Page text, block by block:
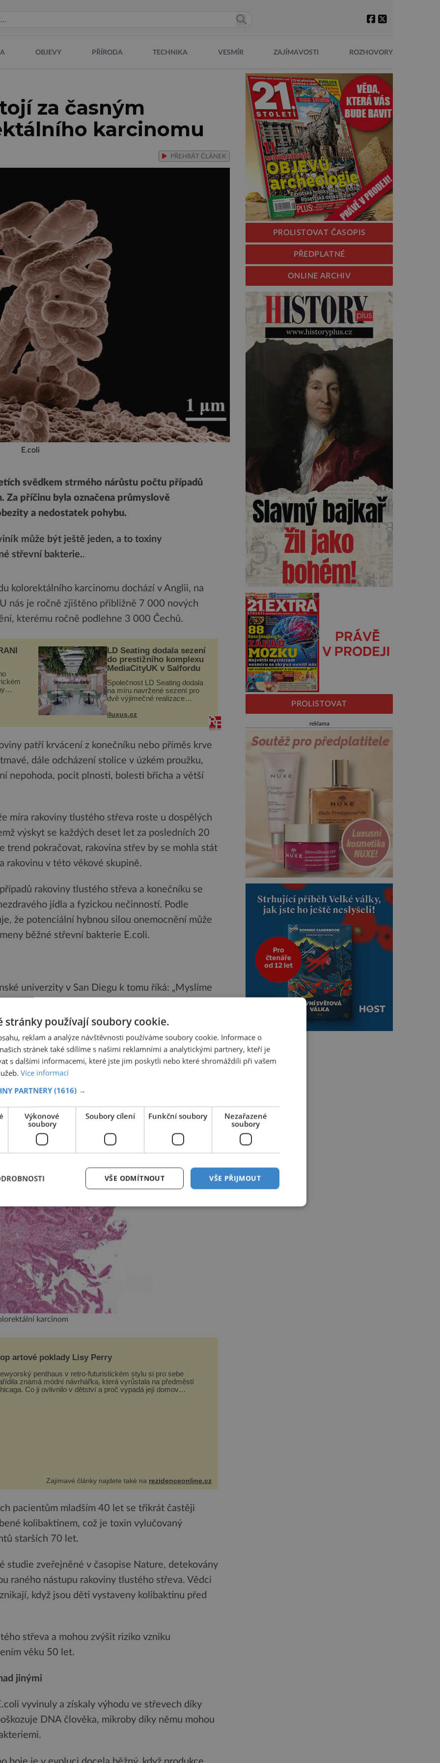
OBJEVY PŘÍRODA TECHNIKA VESMÍR ZAJÍMAVOSTI ROZHOVORY
za časným
karcinomu
PŘEHRÁT ČLÁNEK
E.coli
svědkem strmého nárůstu počtu případů
Za příčinu byla označena průmyslově
a nedostatek pohybu.
může být ještě jeden, a to toxiny
střevní bakterie..
kolorektálního karcinomu dochází v Anglii, na
nás je ročně zjištěno přibližně 7 000 nových
kterému ročně podlehne 3 000 Čechů.
LD Seating dodala sezení
do prestižního komplexu
MediaCityUK v Salfordu
Společnost LD Seating dodala
na míru navržené sezení pro
dvě výjimečné realizace
v anglickém Salfordu –
a Orange Tower. Komplex
iluxus.cz
patří krvácení z konečníku nebo příměs krve
dále odcházení stolice v úzkém proužku,
nepohoda, pocit plnosti, bolesti břicha a větší
míra rakoviny tlustého střeva roste u dospělých
výskyt se každých deset let za posledních 20
trend pokračovat, rakovina střev by se mohla stát
rakovinu v této věkové skupině.
rakoviny tlustého střeva a konečníku se
jídla a fyzickou nečinností. Podle
že potenciální hybnou silou onemocnění může
běžné střevní bakterie E.coli.
univerzity v San Diegu k tomu říká: „Myslíme
následně zvyšuje riziko rozvoje kolorektálního
trendu analyzoval mezinárodní tým pod
v San Diegu DNA z 981 kolorektálních
Jižní Ameriky, Asie a Evropy.
pacientů, 132 od mladších, u kterých šlo o
karcinom
artové poklady Lisy Perry
penthaus v retro-futuristickém stylu si pro sebe
známá módní návrhářka, která vyrůstala na předměstí
Co ji ovlivnilo v dětství a proč vypadá její domov
Zajímavé články najdete také na rezidenceonline.cz
pacientům mladším 40 let se třikrát častěji
kolibaktinem, což je toxin vylučovaný
starších 70 let.
studie zveřejněné v časopise Nature, detekovány
raného nástupu rakoviny tlustého střeva. Vědci
když jsou děti vystaveny kolibaktinu před
střeva a mohou zvýšit riziko vzniku
věku 50 let.
jinými
vyvinuly a získaly výhodu ve střevech díky
DNA člověka, mikroby díky němu mohou
PROLISTOVAT ČASOPIS
PŘEDPLATNÉ
ONLINE ARCHIV
PROLISTOVAT
reklama
stránky používají soubory cookie.
reklam a analýze návštěvnosti používáme soubory cookie. Informace o
stránek také sdílíme s našimi reklamními a analytickými partnery, kteří je
s dalšími informacemi, které jste jim poskytli nebo které shromáždili při vašem
Více informací
PARTNERY (1616) →
Výkonové
soubory
Soubory cílení Funkční soubory
Nezařazené
soubory
VŠE PŘIJMOUT
VŠE ODMÍTNOUT